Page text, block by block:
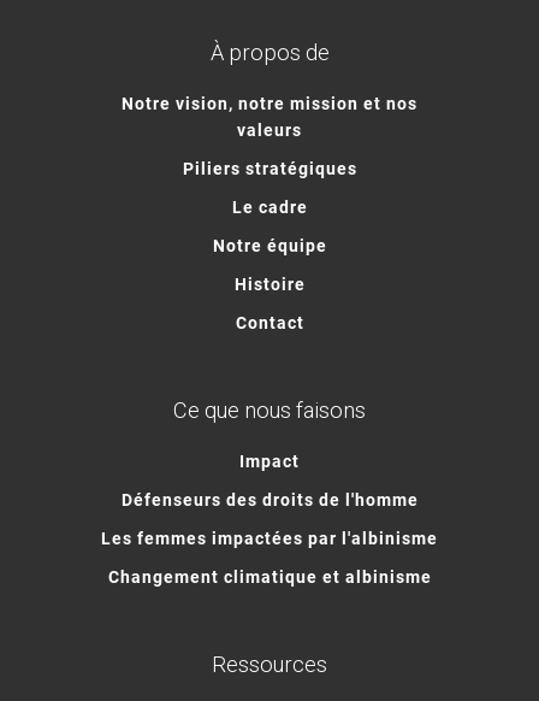
À propos de
Notre vision, notre mission et nos
valeurs
Piliers stratégiques
Le cadre
Notre équipe
Histoire
Contact
Ce que nous faisons
Impact
Défenseurs des droits de l'homme
Les femmes impactées par l'albinisme
Changement climatique et albinisme
Ressources